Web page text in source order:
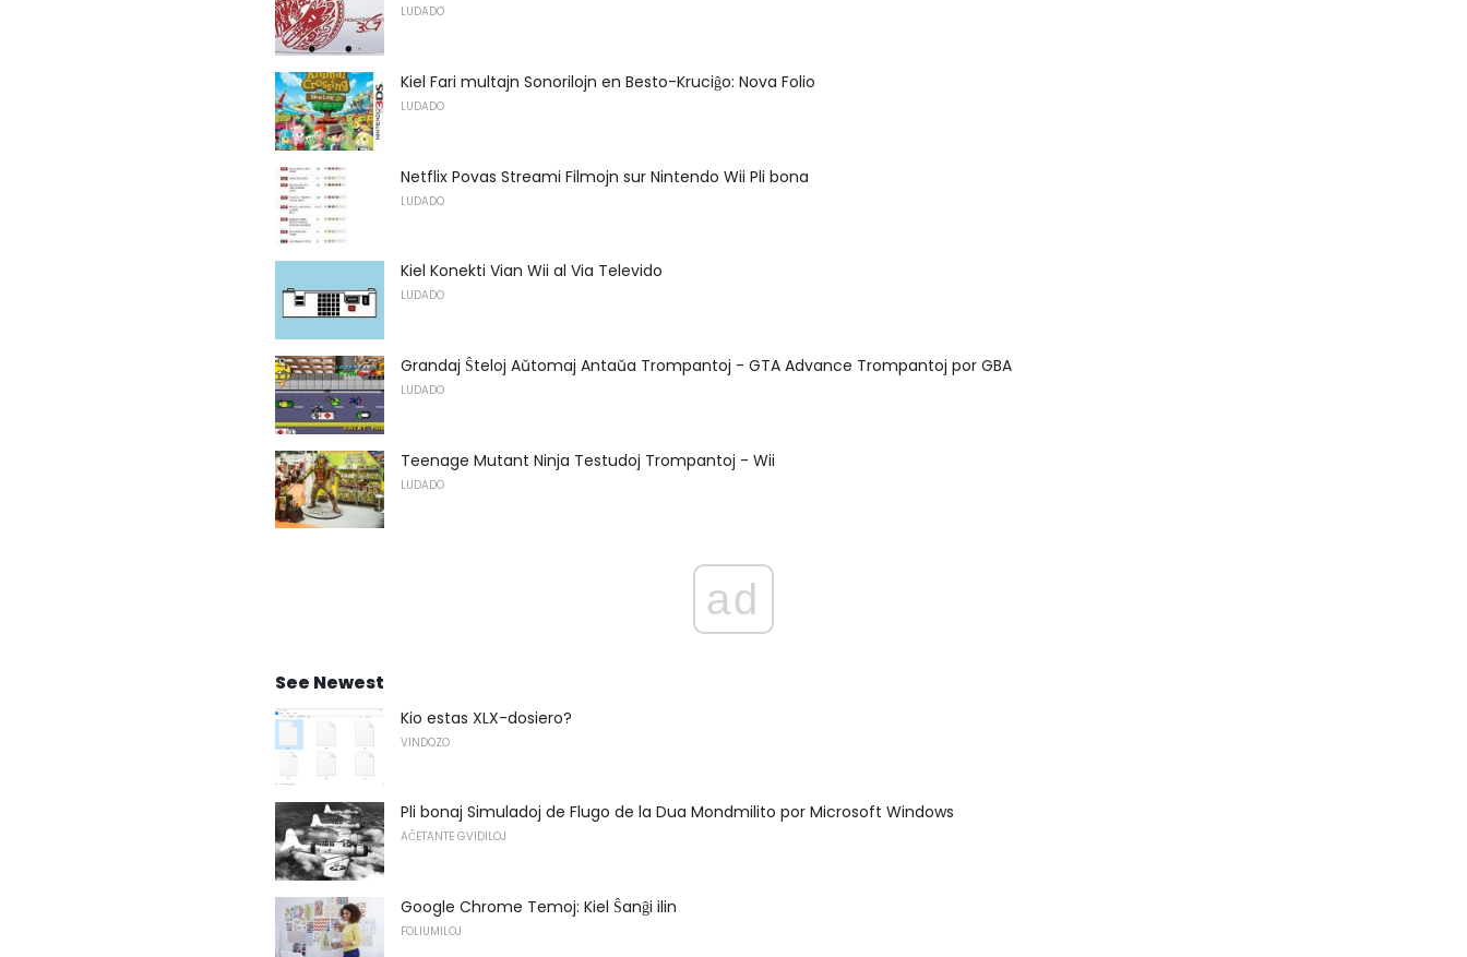
LUDADO
Kiel Fari multajn Sonorilojn en Besto-Kruciĝo: Nova Folio
LUDADO
Netflix Povas Streami Filmojn sur Nintendo Wii Pli bona
LUDADO
Kiel Konekti Vian Wii al Via Televido
LUDADO
Grandaj Ŝteloj Aŭtomaj Antaŭa Trompantoj - GTA Advance Trompantoj por GBA
LUDADO
Teenage Mutant Ninja Testudoj Trompantoj - Wii
LUDADO
ad
See Newest
Kio estas XLX-dosiero?
VINDOZO
Pli bonaj Simuladoj de Flugo de la Dua Mondmilito por Microsoft Windows
AĈETANTE GVIDILOJ
Google Chrome Temoj: Kiel Ŝanĝi ilin
FOLIUMILOJ